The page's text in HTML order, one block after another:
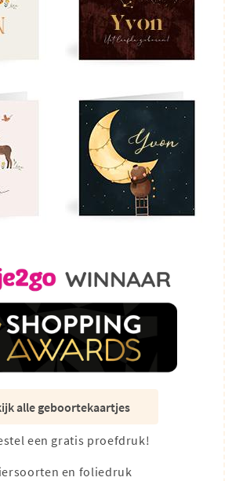
alle geboortekaartjes
een gratis proefdruk!
en foliedruk